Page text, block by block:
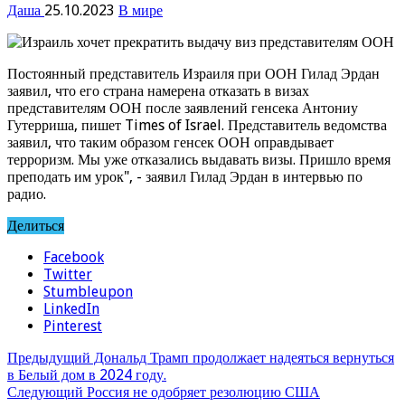
Даша 25.10.2023 В мире
Постоянный представитель Израиля при ООН Гилад Эрдан
заявил, что его страна намерена отказать в визах
представителям ООН после заявлений генсека Антониу
Гутерриша, пишет Times of Israel. Представитель ведомства
заявил, что таким образом генсек ООН оправдывает
терроризм. Мы уже отказались выдавать визы. Пришло время
преподать им урок", - заявил Гилад Эрдан в интервью по
радио.
Делиться
Facebook
Twitter
Stumbleupon
LinkedIn
Pinterest
Предыдущий Дональд Трамп продолжает надеяться вернуться
в Белый дом в 2024 году.
Следующий Россия не одобряет резолюцию США